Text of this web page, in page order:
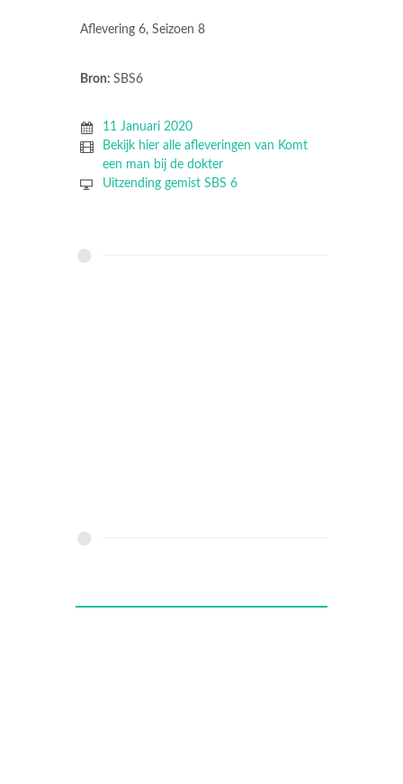
Aflevering 6, Seizoen 8
Bron: SBS6
11 Januari 2020
Bekijk hier alle afleveringen van Komt
een man bij de dokter
Uitzending gemist SBS 6